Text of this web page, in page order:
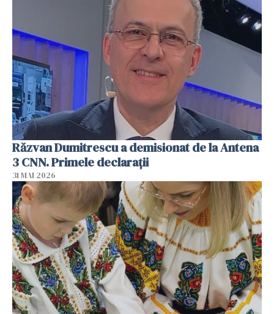
Răzvan Dumitrescu a demisionat de la Antena
3 CNN. Primele declarații
31 MAI 2026